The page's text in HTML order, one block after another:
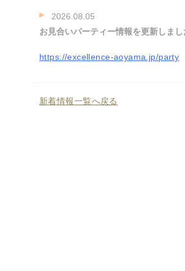
お見合いパーティー情報を更新しま
2026.08.05
https://excellence-aoyama.jp/party
新着情報一覧へ戻る